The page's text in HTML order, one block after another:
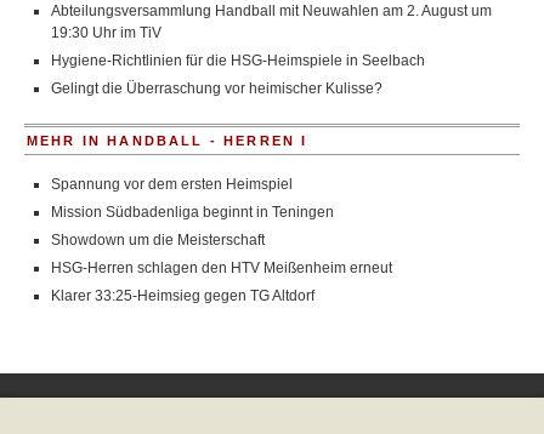
Abteilungsversammlung Handball mit Neuwahlen am 2. August um
19:30 Uhr im TiV
Hygiene-Richtlinien für die HSG-Heimspiele in Seelbach
Gelingt die Überraschung vor heimischer Kulisse?
MEHR IN HANDBALL - HERREN I
Spannung vor dem ersten Heimspiel
Mission Südbadenliga beginnt in Teningen
Showdown um die Meisterschaft
HSG-Herren schlagen den HTV Meißenheim erneut
Klarer 33:25-Heimsieg gegen TG Altdorf